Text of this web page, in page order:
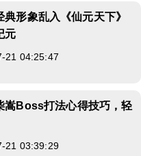
形象乱入《仙元天下》
元
21 04:25:47
嵩Boss打法心得技巧，轻
21 03:39:29